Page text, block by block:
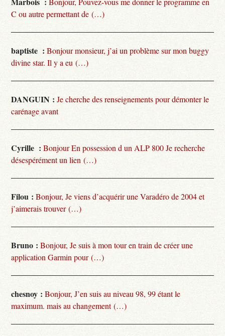
C ou autre permettant de (…)
baptiste : Bonjour monsieur, j’ai un problème sur mon buggy
divine star. Il y a eu (…)
DANGUIN : Je cherche des renseignements pour démonter le
carénage avant
Cyrille : Bonjour En possession d un ALP 800 Je recherche
désespérément un lien (…)
Filou : Bonjour, Je viens d’acquérir une Varadéro de 2004 et
j’aimerais trouver (…)
Bruno : Bonjour, Je suis à mon tour en train de créer une
application Garmin pour (…)
chesnoy : Bonjour, J’en suis au niveau 98, 99 étant le
maximum. mais au changement (…)